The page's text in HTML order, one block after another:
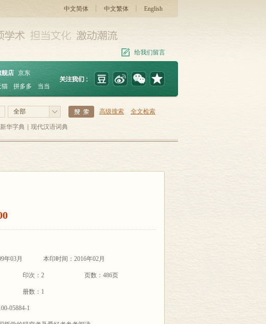
中文简体 中文繁体 English
给我们留言
舰店 京东
猫
拼多多 当当
全部 高级搜索 全文检索
新华字典 现代汉语词典
年03月 本印时间：2016年02月
印次：2 页数：486页
册数：1
05884-1